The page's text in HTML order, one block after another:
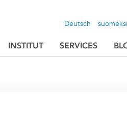
suomeksi
Deutsch
INSTITUT SERVICES